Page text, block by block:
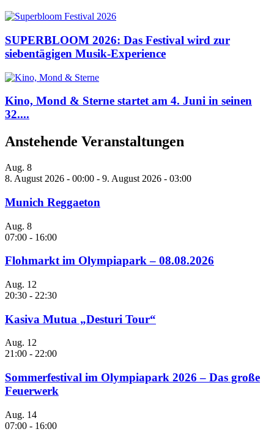
SUPERBLOOM 2026: Das Festival wird zur
siebentägigen Musik-Experience
Kino, Mond & Sterne startet am 4. Juni in seinen
32....
Anstehende Veranstaltungen
Aug. 8
8. August 2026 - 00:00 - 9. August 2026 - 03:00
Munich Reggaeton
Aug. 8
07:00 - 16:00
Flohmarkt im Olympiapark – 08.08.2026
Aug. 12
20:30 - 22:30
Kasiva Mutua „Desturi Tour“
Aug. 12
21:00 - 22:00
Sommerfestival im Olympiapark 2026 – Das große
Feuerwerk
Aug. 14
07:00 - 16:00